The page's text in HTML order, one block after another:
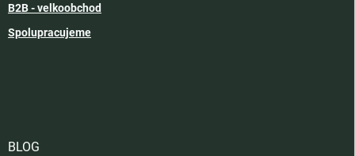
B2B - velkoobchod
Spolupracujeme
BLOG